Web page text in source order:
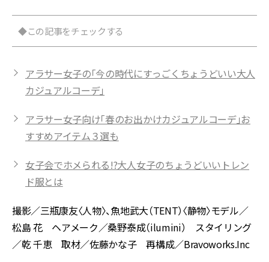
◆この記事をチェックする
アラサー女子の「今の時代にすっごくちょうどいい大人
カジュアルコーデ」
アラサー女子向け「春のお出かけカジュアルコーデ」お
すすめアイテム３選も
女子会でホメられる!?大人女子のちょうどいいトレン
ド服とは
撮影／三瓶康友〈人物〉、魚地武大（TENT）〈静物〉モデル／
松島 花 ヘアメーク／桑野泰成（ilumini） スタイリング
／乾 千恵 取材／佐藤かな子 再構成／Bravoworks.Inc